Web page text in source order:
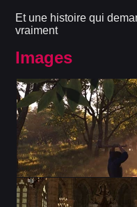
Et une histoire qui
vraiment
Images